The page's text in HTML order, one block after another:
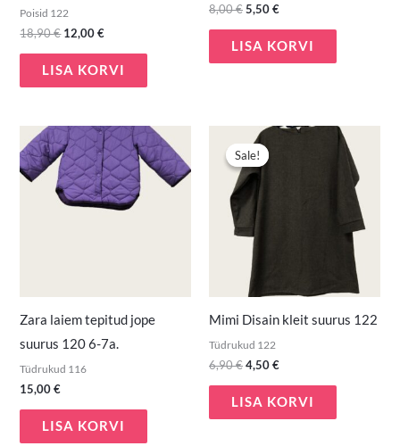
Poisid 122
18,90€ 12,00€
LISA KORVI
8,00€5,50€
LISA KORVI
Zara laiem tepitud jope
suurus 120 6-7a.
Tüdrukud 116
15,00€
LISA KORVI
Sale!
Sale!
Mimi Disain kleit suurus 122
Tüdrukud 122
6,90€
Algne
hind
oli:
6,90 €.
4,50€
Praegune
LISA KORVI